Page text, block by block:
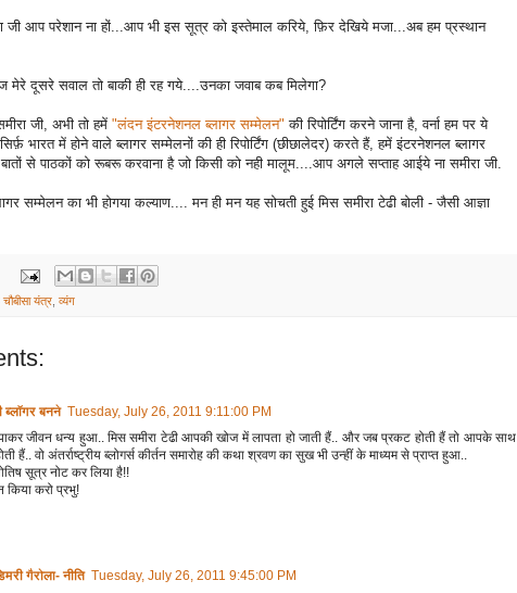
जी आप परेशान ना हों...आप भी इस सूत्र को इस्तेमाल करिये, फ़िर देखिये मजा...अब हम प्रस्थान
मेरे दूसरे सवाल तो बाकी ही रह गये....उनका जवाब कब मिलेगा?
जी, अभी तो हमें "लंदन इंटरनेशनल ब्लागर सम्मेलन" की रिपोर्टिंग करने जाना है, वर्ना हम पर ये
भारत में होने वाले ब्लागर सम्मेलनों की ही रिपोर्टिंग (छीछालेदर) करते हैं, हमें इंटरनेशनल ब्लागर
से पाठकों को रूबरू करवाना है जो किसी को नही मालूम....आप अगले सप्ताह आईये ना समीरा जी.
सम्मेलन का भी होगया कल्याण.... मन ही मन यह सोचती हुई मिस समीरा टेढी बोली - जैसी आज्ञा
यंत्र, व्यंग
ब्लॉगर बनने Tuesday, July 26, 2011 9:11:00 PM
जीवन धन्य हुआ.. मिस समीरा टेढी आपकी खोज में लापता हो जाती हैं.. और जब प्रकट होती हैं तो आपके साथ
हैं.. वो अंतर्राष्ट्रीय ब्लोगर्स कीर्तन समारोह की कथा श्रवण का सुख भी उन्हीं के माध्यम से प्राप्त हुआ..
सूत्र नोट कर लिया है!!
किया करो प्रभु!
गैरोला- नीति Tuesday, July 26, 2011 9:45:00 PM